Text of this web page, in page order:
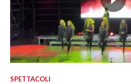
SPETTACOLI